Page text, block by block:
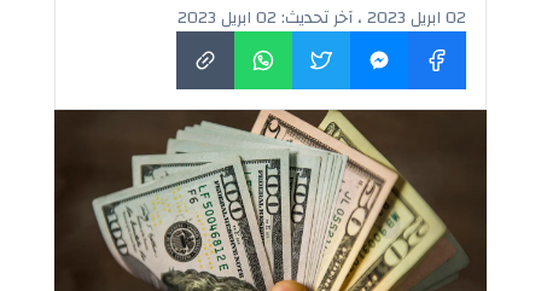
02 ابريل 2023 ، آخر تحديث: 02 ابريل 2023